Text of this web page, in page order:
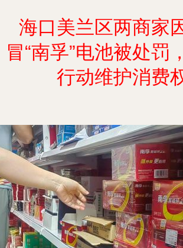
海口美兰区两商家
冒“南孚”电池被处罚
行动维护消费